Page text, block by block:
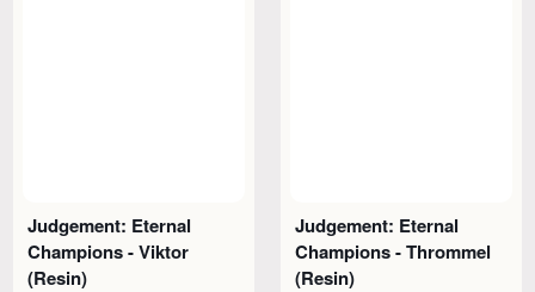
Judgement: Eternal
Champions - Viktor
(Resin)
Judgement: Eternal
Champions - Thrommel
(Resin)